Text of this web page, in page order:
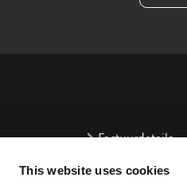
This website uses cookies
Factuurdetails
Terugbetaling